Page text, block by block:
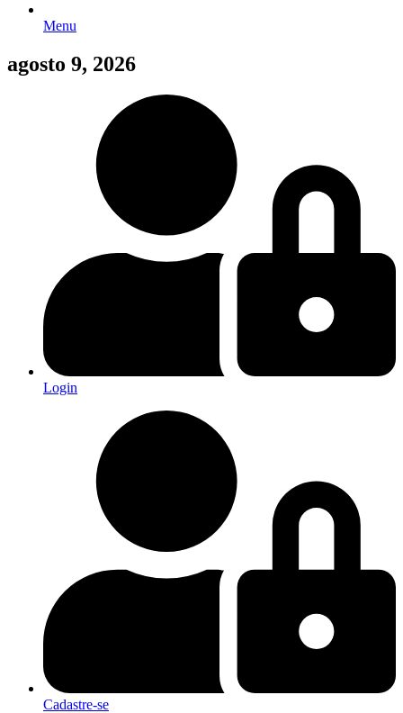
Menu
agosto 9, 2026
Login
Cadastre-se